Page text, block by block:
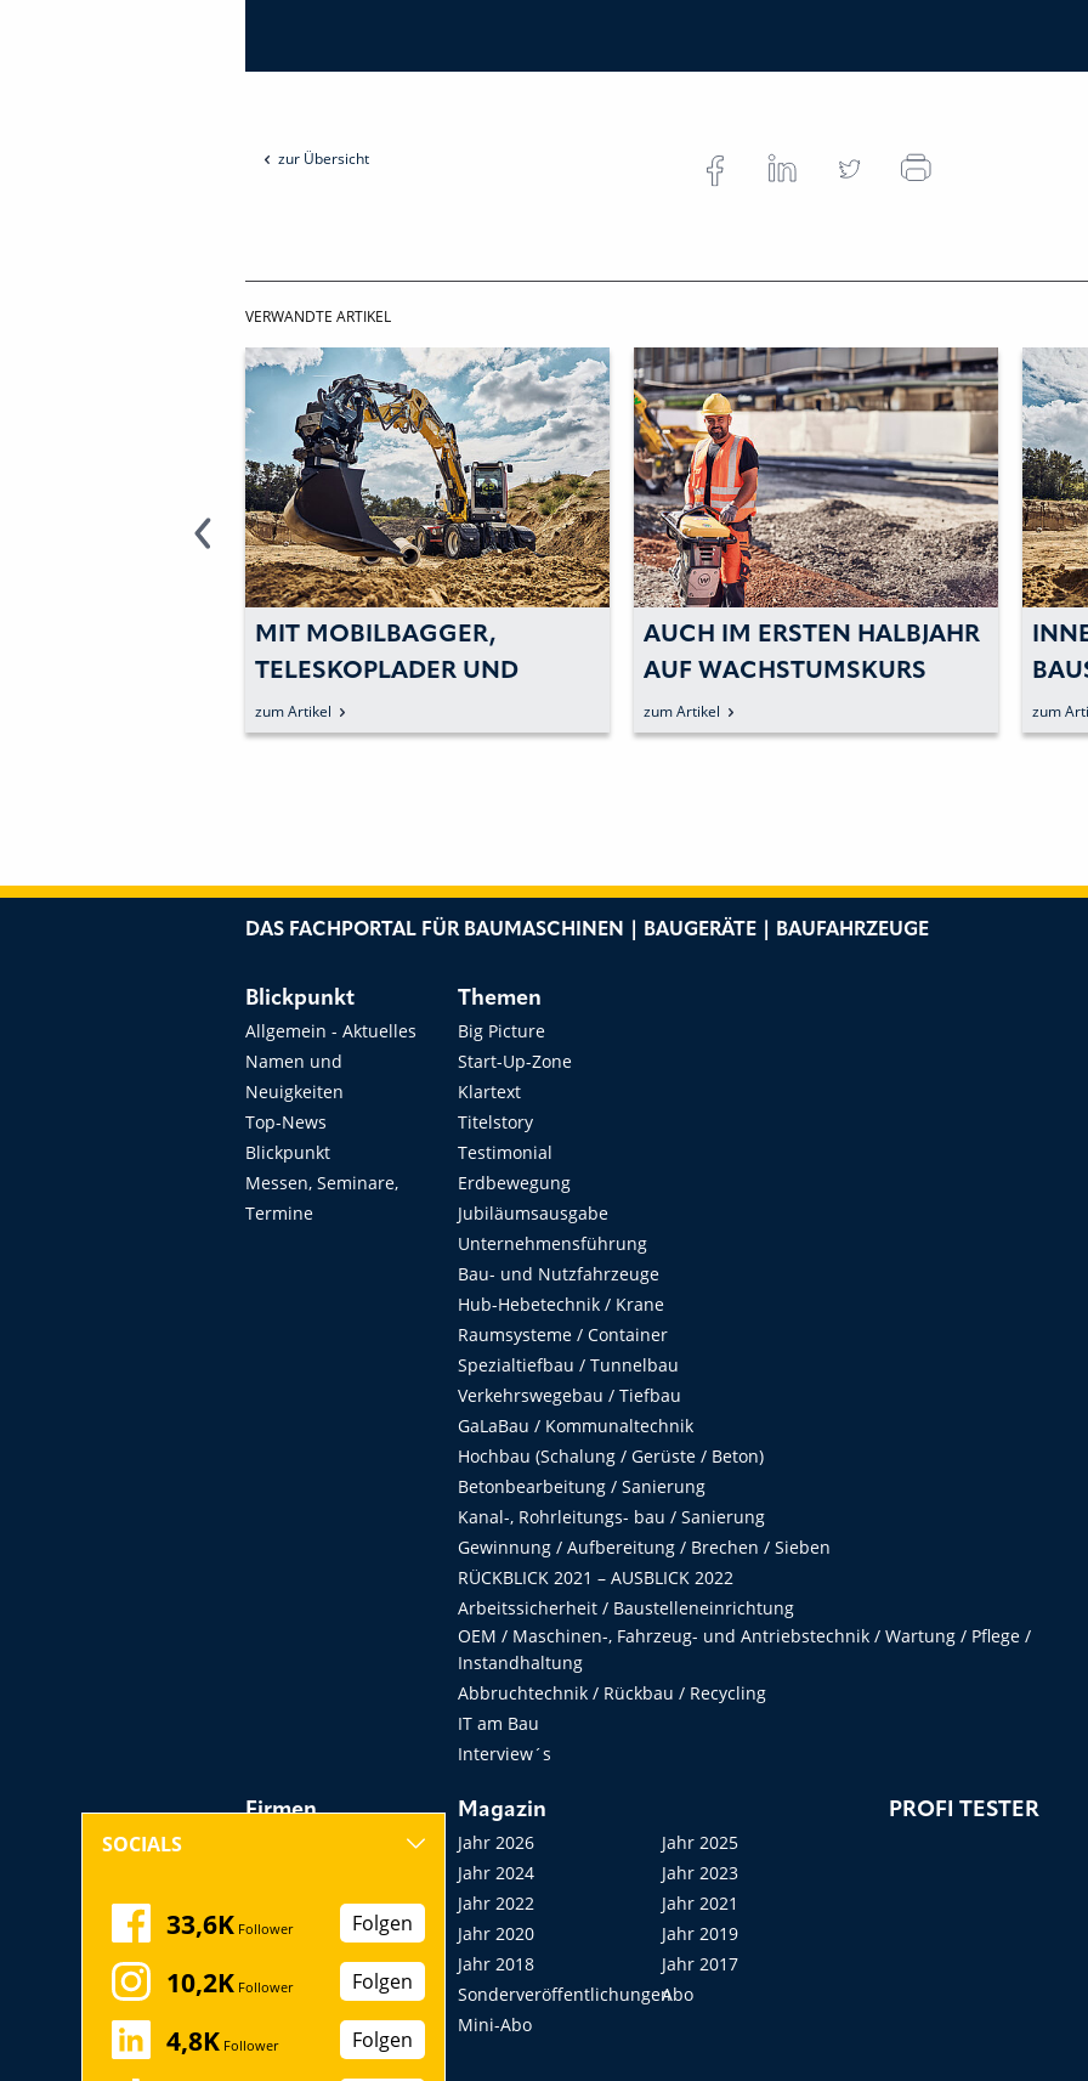
zur Übersicht
VERWANDTE ARTIKEL
MIT MOBILBAGGER,
TELESKOPLADER UND
STAMPFER NACH PARIS
zum Artikel
AUCH IM ERSTEN HALBJAHR
AUF WACHSTUMSKURS
zum Artikel zum
DAS FACHPORTAL FÜR BAUMASCHINEN | BAUGERÄTE | BAUFAHRZEUGE
Blickpunkt
Allgemein - Aktuelles
Namen und
Neuigkeiten
Top-News
Blickpunkt
Messen, Seminare,
Termine
Themen
Big Picture
Start-Up-Zone
Klartext
Titelstory
Testimonial
Erdbewegung
Jubiläumsausgabe
Unternehmensführung
Bau- und Nutzfahrzeuge
Hub-Hebetechnik / Krane
Raumsysteme / Container
Spezialtiefbau / Tunnelbau
Verkehrswegebau / Tiefbau
GaLaBau / Kommunaltechnik
Hochbau (Schalung / Gerüste / Beton)
Betonbearbeitung / Sanierung
Kanal-, Rohrleitungs- bau / Sanierung
Gewinnung / Aufbereitung / Brechen / Sieben
RÜCKBLICK 2021 – AUSBLICK 2022
Arbeitssicherheit / Baustelleneinrichtung
OEM / Maschinen-, Fahrzeug- und Antriebstechnik / Wartung / Pflege /
Instandhaltung
Abbruchtechnik / Rückbau / Recycling
IT am Bau
Interview´s
Firmen
Messen, Seminare,
Kongresse
Startup
Magazin
Jahr 2026
Jahr 2025
Jahr 2024
Jahr 2023
Jahr 2022
Jahr 2021
Jahr 2020
Jahr 2019
Jahr 2018
Jahr 2017
SonderveröffentlichungenAbo
Mini-Abo
PROFI TESTER
SOCIALS
33,6K Follower Folgen
10,2K Follower Folgen
4,8K Follower Folgen